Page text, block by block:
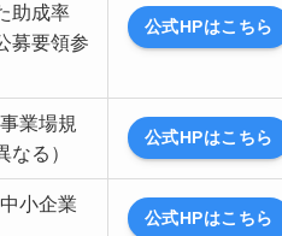
助成率
募要領参
公式HPはこちら
業場規
なる）
公式HPはこちら
小企業
公式HPはこちら